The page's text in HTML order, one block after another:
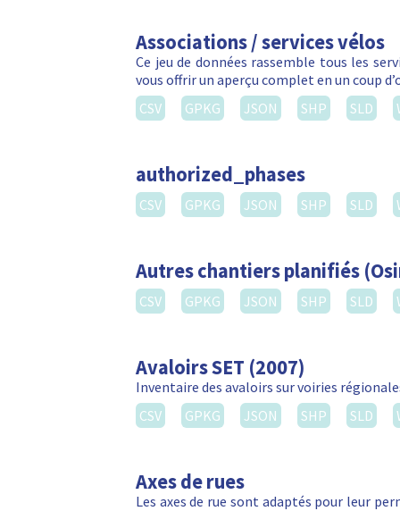
Associations / services vélos
Ce jeu de données rassemble tous les
vous offrir un aperçu complet en un coup
CSV
GPKG JSON SHP SLD
authorized_phases
CSV GPKG JSON SHP SLD
Autres chantiers planifiés
CSV GPKG JSON SHP SLD
Avaloirs SET (2007)
Inventaire des avaloirs sur voiries
CSV
GPKG JSON SHP SLD
Axes de rues
Les axes de rue sont adaptés pour leur